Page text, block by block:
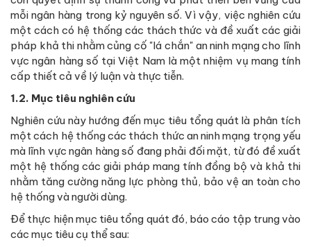
mỗi ngân hàng trong kỷ nguyên số. Vì vậy, việc nghiên cứu
một cách có hệ thống các thách thức và đề xuất các giải
pháp khả thi nhằm củng cố "lá chắn" an ninh mạng cho lĩnh
vực ngân hàng số tại Việt Nam là một nhiệm vụ mang tính
cấp thiết cả về lý luận và thực tiễn.
1.2. Mục tiêu nghiên cứu
Nghiên cứu này hướng đến mục tiêu tổng quát là phân tích
một cách hệ thống các thách thức an ninh mạng trọng yếu
mà lĩnh vực ngân hàng số đang phải đối mặt, từ đó đề xuất
một hệ thống các giải pháp mang tính đồng bộ và khả thi
nhằm tăng cường năng lực phòng thủ, bảo vệ an toàn cho
hệ thống và người dùng.
Để thực hiện mục tiêu tổng quát đó, báo cáo tập trung vào
các mục tiêu cụ thể sau: